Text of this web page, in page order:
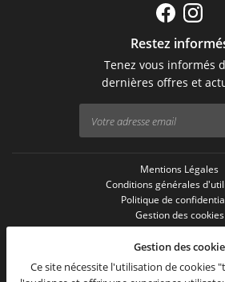
Restez
Tenez vous informés
dernières offres et
Mentions Légales
Conditions générales
Politique de
Gestion des cookies
Sitemap
Zones d'intervention
Gestion des
Ce site nécessite l'utilisation de cookies